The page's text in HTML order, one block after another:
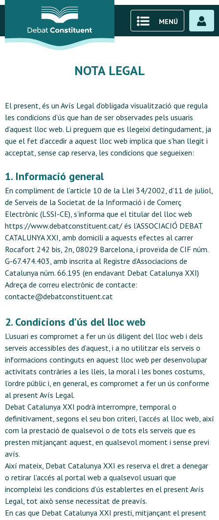
MENÚ
NOTA LEGAL
El present, és un Avís Legal d’obligada visualització que regula
les condicions d’ús que han de ser observades pels usuaris
d’aquest lloc web. Li preguem que es llegeixi detingudament, ja
que el fet d’accedir a aquest lloc web implica que s’han llegit i
acceptat, sense cap reserva, les condicions que segueixen:
1. Informació general
En compliment de l’article 10 de la Llei 34/2002, d’11 de juliol,
de Serveis de la Societat de la Informació i de Comerç
Electrònic (LSSI-CE), s’informa que el titular del lloc web
https://www.debatconstituent.cat/ és l’ASSOCIACIÓ DEBAT
CATALUNYA XXI, amb domicili a aquests efectes al carrer
Rocafort 242 bis, 2n, 08029 Barcelona, i proveïda de CIF núm.
G-67.474.403, amb inscrita al Registre d’Associacions de
Catalunya núm. 66.195 (en endavant Debat Catalunya XXI)
Adreça de correu electrònic de contacte:
contacte@debatconstituent.cat
2. Condicions d’ús del lloc web
L’usuari es compromet a fer un ús diligent del lloc web i dels
serveis accessibles des d’aquest, i a no utilitzar els serveis o
informacions continguts en aquest lloc web per desenvolupar
activitats contràries a les lleis, la moral i les bones costums,
l’ordre públic i, en general, es compromet a fer un ús conforme
al present Avís Legal.
Debat Catalunya XXI podrà interrompre, temporal o
definitivament, segons el seu bon criteri, l’accés al lloc web, així
com la prestació de qualsevol o de tots els serveis que es
presten mitjançant aquest, en qualsevol moment i sense previ
avís.
Així mateix, Debat Catalunya XXI es reserva el dret a denegar
o retirar l’accés al portal web a qualsevol usuari que
incompleixi les condicions d’ús establertes en el present Avís
Legal, tot això sense necessitat de preavís.
En cas que Debat Catalunya XXI presti, mitjançant el present